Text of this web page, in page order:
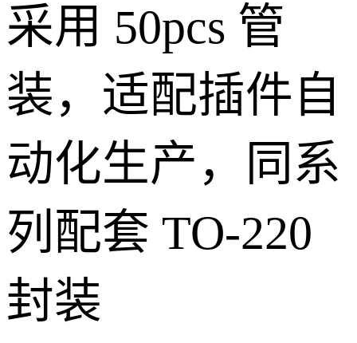
采用 50pcs 管
装，适配插件自
动化生产，同系
列配套 TO-220
封装